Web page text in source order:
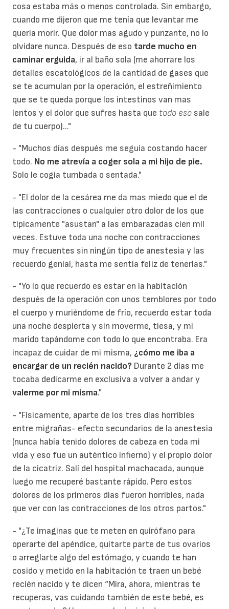
cosa estaba más o menos controlada. Sin embargo,
cuando me dijeron que me tenía que levantar me
quería morir. Que dolor mas agudo y punzante, no lo
olvidare nunca. Después de eso tarde mucho en
caminar erguida, ir al baño sola (me ahorrare los
detalles escatológicos de la cantidad de gases que
se te acumulan por la operación, el estreñimiento
que se te queda porque los intestinos van mas
lentos y el dolor que sufres hasta que todo eso sale
de tu cuerpo)..."
- "Muchos días después me seguía costando hacer
todo. No me atrevía a coger sola a mi hijo de pie.
Solo le cogía tumbada o sentada."
- "El dolor de la cesárea me da mas miedo que el de
las contracciones o cualquier otro dolor de los que
típicamente "asustan" a las embarazadas cien mil
veces. Estuve toda una noche con contracciones
muy frecuentes sin ningún tipo de anestesia y las
recuerdo genial, hasta me sentía feliz de tenerlas."
- "Yo lo que recuerdo es estar en la habitación
después de la operación con unos temblores por todo
el cuerpo y muriéndome de frío, recuerdo estar toda
una noche despierta y sin moverme, tiesa, y mi
marido tapándome con todo lo que encontraba. Era
incapaz de cuidar de mi misma, ¿cómo me iba a
encargar de un recién nacido? Durante 2 días me
tocaba dedicarme en exclusiva a volver a andar y
valerme por mi misma."
- "Físicamente, aparte de los tres días horribles
entre migrañas- efecto secundarios de la anestesia
(nunca había tenido dolores de cabeza en toda mi
vida y eso fue un auténtico infierno) y el propio dolor
de la cicatriz. Salí del hospital machacada, aunque
luego me recuperé bastante rápido. Pero estos
dolores de los primeros días fueron horribles, nada
que ver con las contracciones de los otros partos."
- "¿Te imaginas que te meten en quirófano para
operarte del apéndice, quitarte parte de tus ovarios
o arreglarte algo del estómago, y cuando te han
cosido y metido en la habitación te traen un bebé
recién nacido y te dicen “Mira, ahora, mientras te
recuperas, vas cuidando también de este bebé, es